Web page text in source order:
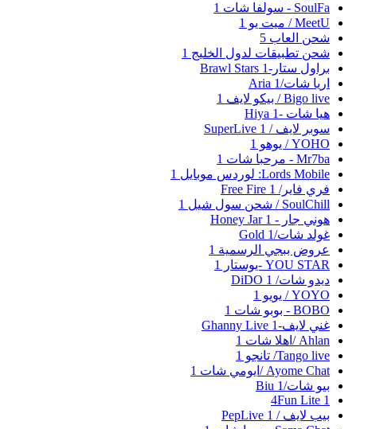
SoulFa - سولفا شات
1
MeetU / ميت يو
1
شحن العاب 5
شحن تطبيقات لدول الخليج 1
براول ستار-Brawl Stars1
اريا شات/Aria1
Bigo live / بيكو لايف
1
هيا شات -Hiya1
سوبر لايف / SuperLive 1
YOHO / يوهو
1
Mr7ba - مرحبا شات
1
Lords Mobile: لوردس موبايل
1
فري فاير/ Free Fire 1
SoulChill / شحن سول شيل
1
هوني جار - Honey Jar 1
غولد شات/Gold1
عروض ببجي الرسمية 1
YOU STAR -يوستار
1
ديدو شات/ DiDO 1
YOYO / يويو
1
BOBO - بوبو شات
1
غني لايف-Ghanny Live1
Ahlan /اهلا شات
1
Tango live/ تانجو
1
Ayome Chat /ايومي شات
1
بيو شات/Biu1
4Fun Lite 1
بيب لايف / PepLive 1